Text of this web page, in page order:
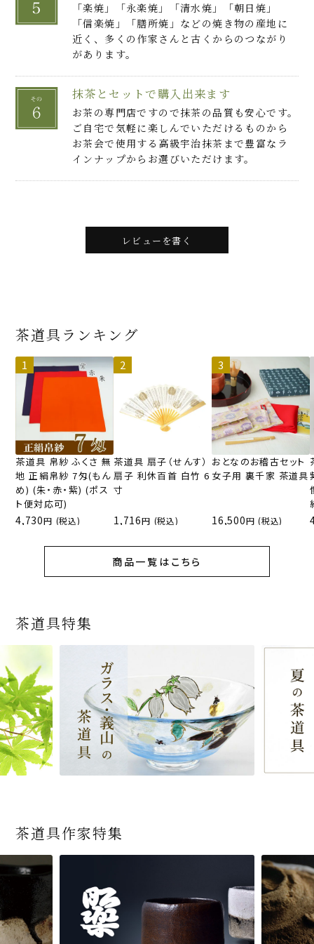
「楽焼」「永楽焼」「清水焼」「朝日焼」
「信楽焼」「膳所焼」などの焼き物の産地に
近く、多くの作家さんと古くからのつながり
があります。
抹茶とセットで購入出来ます
お茶の専門店ですので抹茶の品質も安心です。
ご自宅で気軽に楽しんでいただけるものから
お茶会で使用する高級宇治抹茶まで豊富なラ
インナップからお選びいただけます。
レビューを書く
茶道具ランキング
茶道具 帛紗 ふくさ 無
地 正絹帛紗 7匁(もん
め) (朱・赤・紫) (ポス
ト便対応可)
4,730 (税込)
茶道具 扇子（せんす）
扇子 利休百首 白竹 6
寸
1,716 (税込)
おとなのお稽古セット
女子用 裏千家 茶道具
16,500 (税込)
商品一覧はこちら
茶道具特集
茶道具作家特集